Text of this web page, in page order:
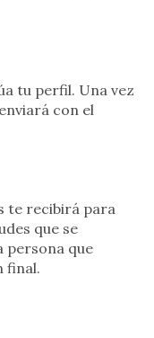
tu perfil. Una vez
con el
te recibirá para
que se
persona que
final.